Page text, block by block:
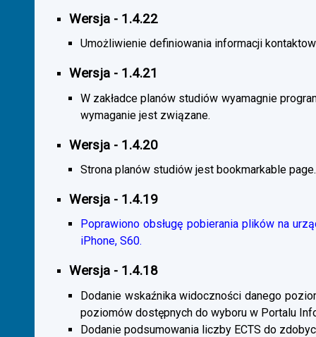
Wersja - 1.4.22
Umożliwienie definiowania informacji
Wersja - 1.4.21
W zakładce planów studiów wyamagnie
wymaganie jest związane.
Wersja - 1.4.20
Strona planów studiów jest bookmarkable page.
Wersja - 1.4.19
Poprawiono obsługę pobierania plików na
iPhone, S60.
Wersja - 1.4.18
Dodanie wskaźnika widoczności danego
poziomów dostępnych do wyboru w Portalu
Dodanie podsumowania liczby ECTS do